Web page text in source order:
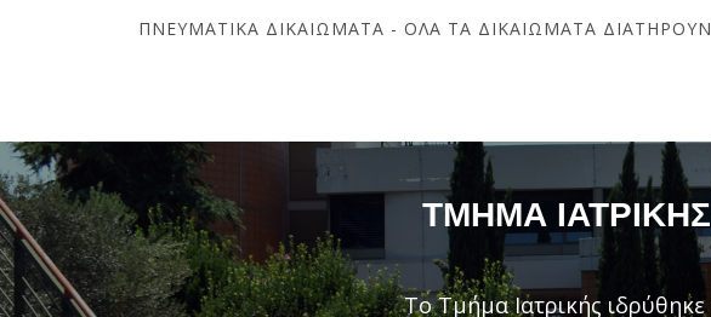
ΠΝΕΥΜΑΤΙΚΆ ΔΙΚΑΙΏΜΑΤΑ - ΌΛΑ ΤΑ ΔΙΚΑΙΏΜΑΤΑ
ΤΜΉΜΑ
Το Τμήμα Ιατρικής